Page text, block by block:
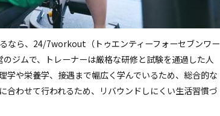
なら、24/7workout（トゥエンティーフォーセブンワー
ジムで、トレーナーは厳格な研修と試験を通過した人
や栄養学、接遇まで幅広く学んでいるため、総合的な
合わせて行われるため、リバウンドしにくい生活習慣づ